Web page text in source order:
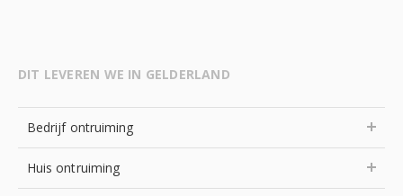
DIT LEVEREN WE IN GELDERLAND
Bedrijf ontruiming
Huis ontruiming